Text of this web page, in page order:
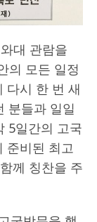
대 관람을
의 모든 일정
다시 한 번 새
분들과 일일
5일간의 고국
준비된 최고
께 칭찬을 주